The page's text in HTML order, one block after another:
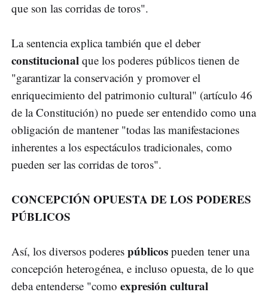
que son las corridas de toros".
La sentencia explica también que el deber
constitucional que los poderes públicos tienen de
"garantizar la conservación y promover el
enriquecimiento del patrimonio cultural" (artículo 46
de la Constitución) no puede ser entendido como una
obligación de mantener "todas las manifestaciones
inherentes a los espectáculos tradicionales, como
pueden ser las corridas de toros".
CONCEPCIÓN OPUESTA DE LOS PODERES
PÚBLICOS
Así, los diversos poderes públicos pueden tener una
concepción heterogénea, e incluso opuesta, de lo que
deba entenderse "como expresión cultural